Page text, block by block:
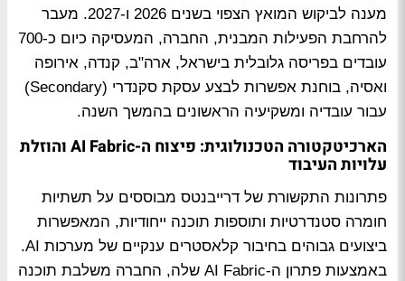
מענה לביקוש המואץ הצפוי בשנים 2026 ו-2027. מעבר
להרחבת הפעילות המבנית, החברה, המעסיקה כיום כ-700
עובדים בפריסה גלובלית בישראל, ארה"ב, קנדה, אירופה
ואסיה, בוחנת אפשרות לבצע עסקת סקנדרי (Secondary)
עבור עובדיה ומשקיעיה הראשונים בהמשך השנה.
הארכיטקטורה הטכנולוגית: פיצוח ה-AI Fabric והוזלת
עלויות העיבוד
פתרונות התקשורת של דרייבנטס מבוססים על תשתיות
חומרה סטנדרטיות ותוספות תוכנה ייחודיות, המאפשרות
ביצועים גבוהים בחיבור קלאסטרים ענקיים של מערכות AI.
באמצעות פתרון ה-AI Fabric שלה, החברה משלבת תוכנה